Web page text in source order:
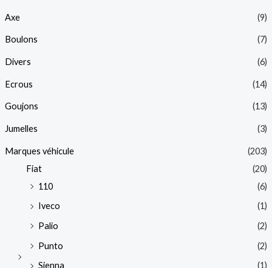
Axe (9)
Boulons (7)
Divers (6)
Ecrous (14)
Goujons (13)
Jumelles (3)
Marques véhicule
(203)
Fiat
(20)
110
(6)
Iveco
(1)
Palio
(2)
Punto
(2)
Sienna
(1)